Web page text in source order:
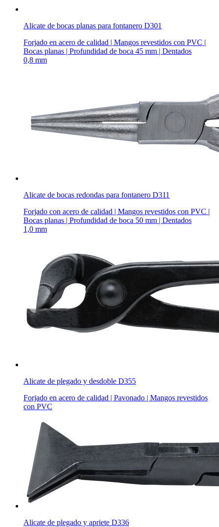
Alicate de bocas planas para fontanero D301
Forjado en acero de calidad | Mangos revestidos con PVC |
Bocas planas | Profundidad de boca 45 mm | Dentados
0,8 mm
Alicate de bocas redondas para fontanero D311
Forjado con acero de calidad | Mangos revestidos con PVC |
Bocas planas | Profundidad de boca 50 mm | Dentados
1,0 mm
Alicate de plegado y desdoble D355
Forjado en acero de calidad | Pavonado | Mangos revestidos
con PVC
Alicate de plegado y apriete D336